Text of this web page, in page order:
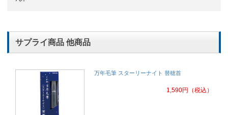
サプライ商品 他商品
万年毛筆 スターリーナイト 替穂首
1,590円 （税込）